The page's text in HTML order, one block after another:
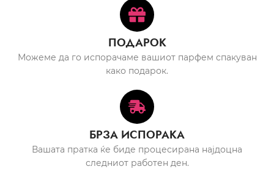
ПОДАРОК
Можеме да го испорачаме вашиот парфем спакуван
како подарок.
БРЗА ИСПОРАКА
Вашата пратка ќе биде процесирана најдоцна
следниот работен ден.